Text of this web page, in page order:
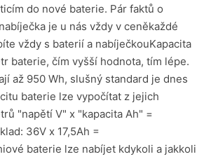
do nové baterie. Pár faktů o
je u nás vždy v ceněkaždé
vždy s baterií a nabíječkouKapacita
baterie, čím vyšší hodnota, tím lépe.
až 950 Wh, slušný standard je dnes
baterie lze vypočítat z jejich
"napětí V" x "kapacita Ah" =
36V x 17,5Ah =
baterie lze nabíjet kdykoli a jakkoli